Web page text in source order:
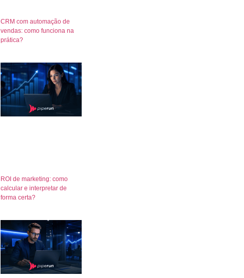
CRM com automação de
vendas: como funciona na
prática?
ROI de marketing: como
calcular e interpretar de
forma certa?